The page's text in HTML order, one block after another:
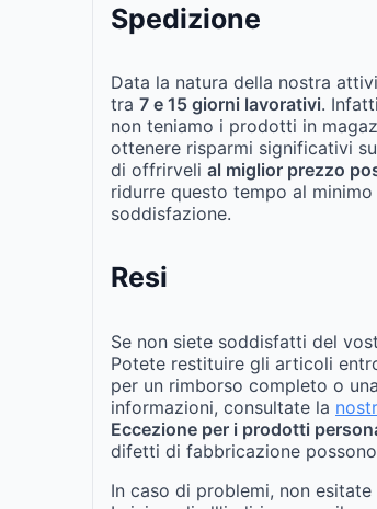
Spedizione
Data la natura della nostra
tra 7 e 15 giorni lavorativi.
non teniamo i prodotti in
ottenere risparmi significativi
di offrirveli al miglior prezzo
ridurre questo tempo al
soddisfazione.
Resi
Se non siete soddisfatti del
Potete restituire gli articoli
per un rimborso completo o
informazioni, consultate la
Eccezione per i prodotti
difetti di fabbricazione
In caso di problemi, non